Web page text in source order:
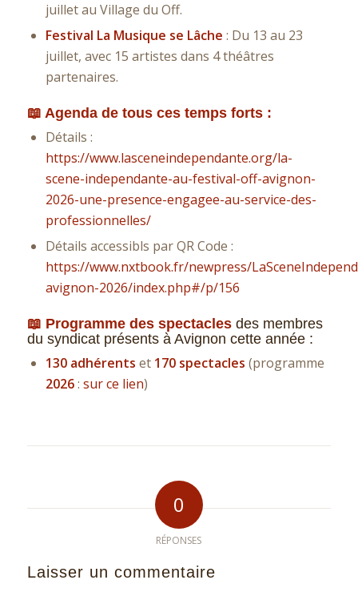
juillet au Village du Off.
Festival La Musique se Lâche : Du 13 au 23
juillet, avec 15 artistes dans 4 théâtres
partenaires.
📖 Agenda de tous ces temps forts :
Détails :
https://www.lasceneindependante.org/la-
scene-independante-au-festival-off-avignon-
2026-une-presence-engagee-au-service-des-
professionnelles/
Détails accessibls par QR Code :
https://www.nxtbook.fr/newpress/
avignon-2026/index.php#/p/156
📖 Programme des spectacles des membres
du syndicat présents à Avignon cette année :
130 adhérents et 170 spectacles (programme
2026: sur ce lien)
0
RÉPONSES
Laisser un commentaire